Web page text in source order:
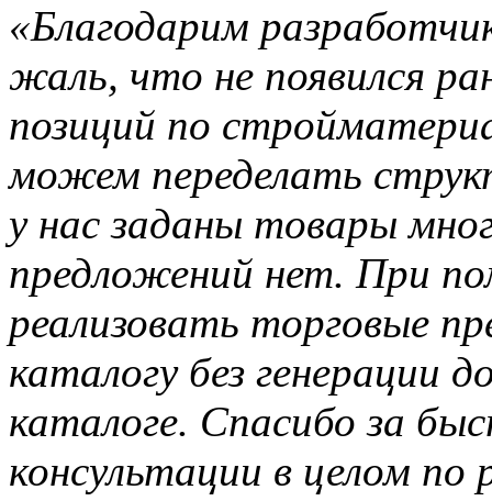
«Благодарим
жаль, что не появился
позиций по
можем переделать
у нас заданы товары
предложений нет. При
реализовать торговые
каталогу без генерации
каталоге. Спасибо за
консультации в целом